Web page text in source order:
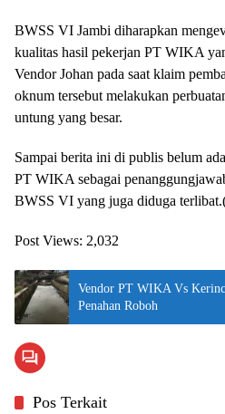
BWSS VI Jambi diharapkan
kualitas hasil pekerjan PT WIKA
Vendor Johan pada saat klaim
oknum tersebut melakukan
untung yang besar.
Sampai berita ini di publis belum
PT WIKA sebagai
BWSS VI yang juga diduga
Post Views: 2,032
Vendor PT WIKA Vs
Penahan Roboh
Pos Terkait